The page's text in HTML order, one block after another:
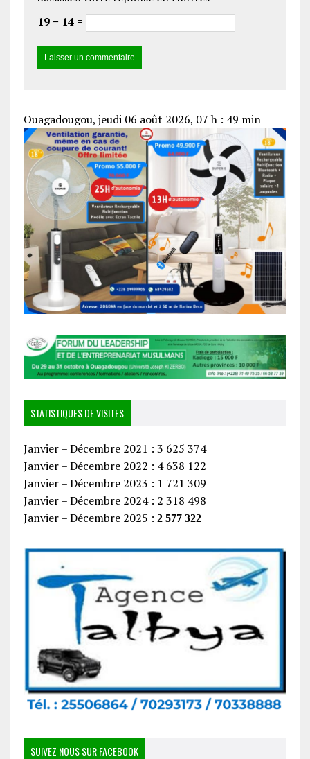
19 − 14 =
Ouagadougou, jeudi 06 août 2026, 07 h : 49 min
STATISTIQUES DE VISITES
Janvier – Décembre 2021 : 3 625 374
Janvier – Décembre 2022 : 4 638 122
Janvier – Décembre 2023 : 1 721 309
Janvier – Décembre 2024 : 2 318 498
Janvier – Décembre 2025 : 2 577 322
SUIVEZ NOUS SUR FACEBOOK